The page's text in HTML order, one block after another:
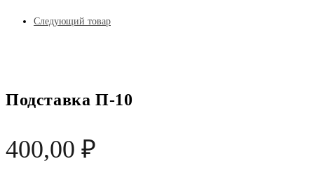
Следующий товар
Подставка П-10
400,00 ₽